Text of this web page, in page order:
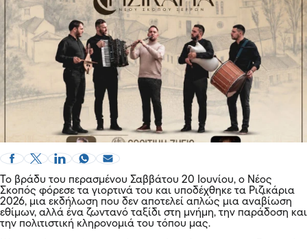
Το βράδυ του περασμένου Σαββάτου 20 Ιουνίου, ο Νέος
Σκοπός φόρεσε τα γιορτινά του και υποδέχθηκε τα Ριζικάρια
2026, μια εκδήλωση που δεν αποτελεί απλώς μια αναβίωση
εθίμων, αλλά ένα ζωντανό ταξίδι στη μνήμη, την παράδοση και
την πολιτιστική κληρονομιά του τόπου μας.